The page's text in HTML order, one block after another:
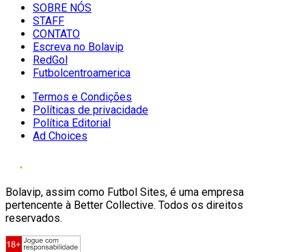
SOBRE NÓS
STAFF
CONTATO
Escreva no Bolavip
RedGol
Futbolcentroamerica
Termos e Condições
Políticas de privacidade
Política Editorial
Ad Choices
Bolavip, assim como Futbol Sites, é uma empresa
pertencente à Better Collective. Todos os direitos
reservados.